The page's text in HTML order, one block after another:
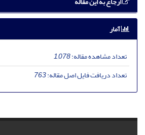
آمار
تعداد مشاهده مقاله:1,078
تعداد دریافت فایل اصل مقاله:763